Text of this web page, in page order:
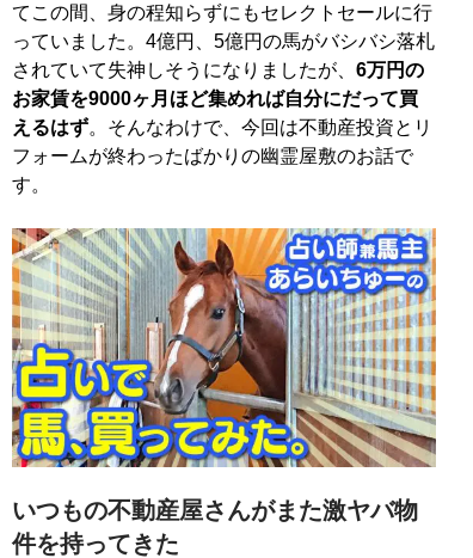
てこの間、身の程知らずにもセレクトセールに行
っていました。4億円、5億円の馬がバシバシ落札
されていて失神しそうになりましたが、 6万円の
お家賃を9000ヶ月ほど集めれば自分にだって買
えるはず。そんなわけで、今回は不動産投資とリ
フォームが終わったばかりの幽霊屋敷のお話で
す。
いつもの不動産屋さんがまた激ヤバ物
件を持ってきた